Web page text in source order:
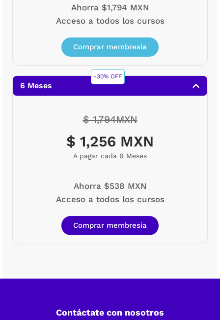
Ahorra $1,794 MXN
Acceso a todos los cursos
Comprar membresía
-30% OFF
6 Meses
$ 1,794MXN
$ 1,256 MXN
A pagar cada 6 Meses
Ahorra $538 MXN
Acceso a todos los cursos
Comprar membresía
Contáctate con nosotros